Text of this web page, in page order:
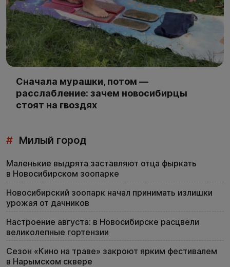
Сначала мурашки, потом —
расслабление: зачем новосибирцы
стоят на гвоздях
# Милый город
Маленькие выдрята заставляют отца фыркать
в Новосибирском зоопарке
Новосибирский зоопарк начал принимать излишки
урожая от дачников
Настроение августа: в Новосибирске расцвели
великолепные гортензии
Сезон «Кино на траве» закроют ярким фестивалем
в Нарымском сквере